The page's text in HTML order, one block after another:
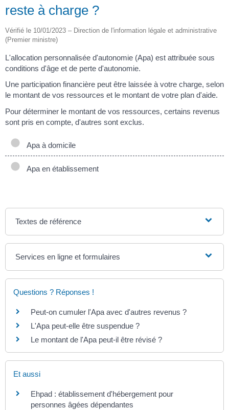
reste à charge ?
Vérifié le 10/01/2023 – Direction de l'information légale et administrative
(Premier ministre)
L'allocation personnalisée d'autonomie (Apa) est attribuée sous
conditions d'âge et de perte d'autonomie.
Une participation financière peut être laissée à votre charge, selon
le montant de vos ressources et le montant de votre plan d'aide.
Pour déterminer le montant de vos ressources, certains revenus
sont pris en compte, d'autres sont exclus.
Apa à domicile
Apa en établissement
Textes de référence
Services en ligne et formulaires
Questions ? Réponses !
Peut-on cumuler l'Apa avec d'autres revenus ?
L'Apa peut-elle être suspendue ?
Le montant de l'Apa peut-il être révisé ?
Et aussi
Ehpad : établissement d'hébergement pour
personnes âgées dépendantes